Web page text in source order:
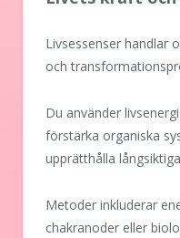
Livsessenser handlar
och
Du använder
förstärka organiska
upprätthålla
Metoder inkluderar
chakranoder eller